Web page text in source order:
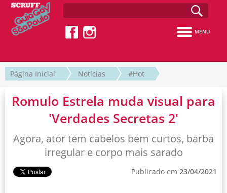
MENU
Página Inicial Notícias #Hot
Romulo Estrela muda visual para
'Verdades Secretas 2'
Agora, ator tem cabelos bem curtos, barba
irregular e corpo mais sarado
Publicado em 23/04/2021